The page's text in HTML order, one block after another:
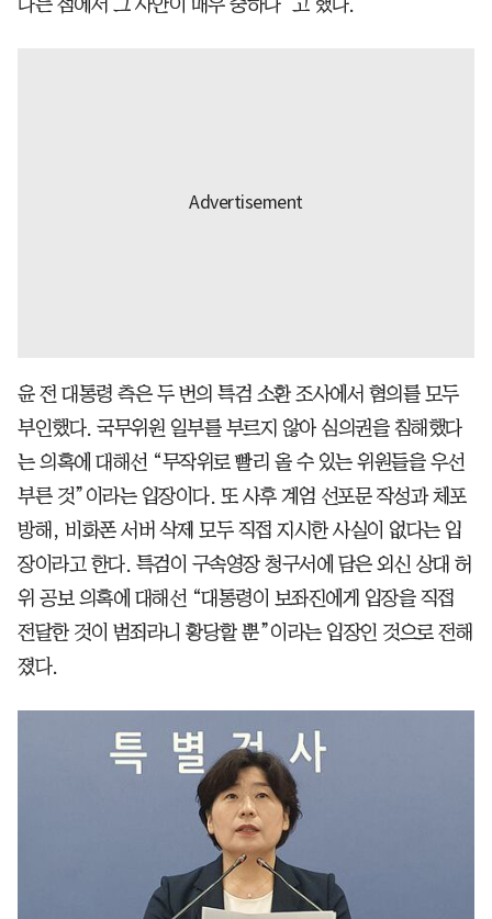
다는 점에서 그 사안이 매우 중하다”고 했다.
윤 전 대통령 측은 두 번의 특검 소환 조사에서 혐의를 모두
부인했다. 국무위원 일부를 부르지 않아 심의권을 침해했다
는 의혹에 대해선 “무작위로 빨리 올 수 있는 위원들을 우선
부른 것”이라는 입장이다. 또 사후 계엄 선포문 작성과 체포
방해, 비화폰 서버 삭제 모두 직접 지시한 사실이 없다는 입
장이라고 한다. 특검이 구속영장 청구서에 담은 외신 상대 허
위 공보 의혹에 대해선 “대통령이 보좌진에게 입장을 직접
전달한 것이 범죄라니 황당할 뿐”이라는 입장인 것으로 전해
졌다.